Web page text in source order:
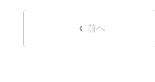
前へ